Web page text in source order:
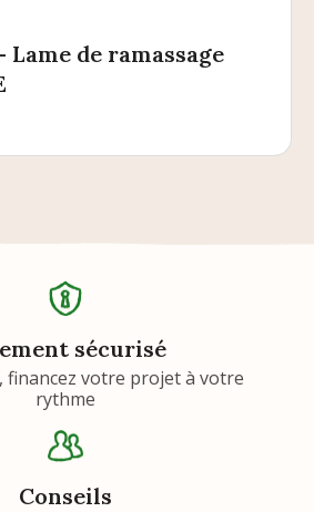
Lame de ramassage
sécurisé
financez votre projet à votre
rythme
Conseils